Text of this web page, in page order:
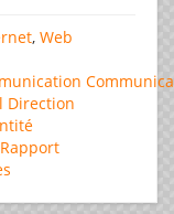
, Web
Direction
Rapport